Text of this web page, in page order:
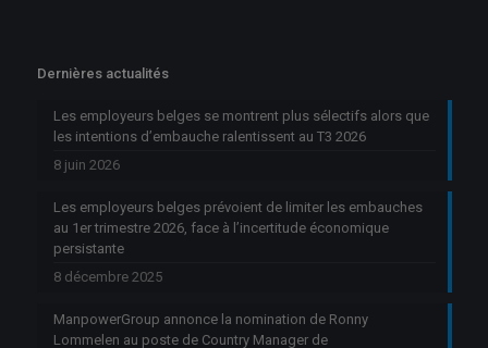
Dernières actualités
Les employeurs belges se montrent plus sélectifs alors que
les intentions d’embauche ralentissent au T3 2026
8 juin 2026
Les employeurs belges prévoient de limiter les embauches
au 1er trimestre 2026, face à l’incertitude économique
persistante
8 décembre 2025
ManpowerGroup annonce la nomination de Ronny
Lommelen au poste de Country Manager de